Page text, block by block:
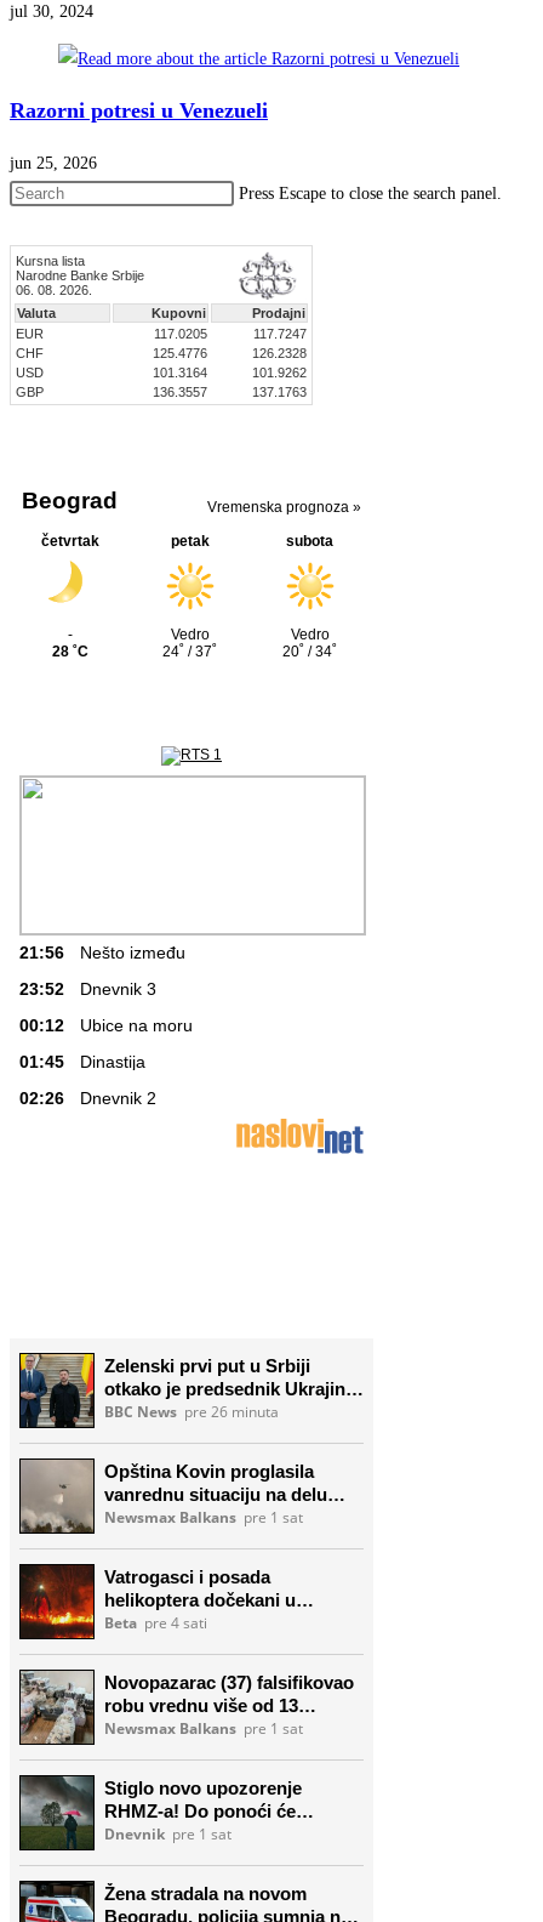
jul 30, 2024
Razorni potresi u Venezueli
jun 25, 2026
Press Escape to close the search panel.